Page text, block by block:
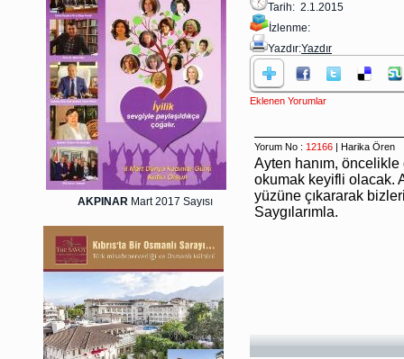
AKPINAR Mart 2017 Sayısı
Tarih: 2.1.2015
İzlenme:
Yazdır:Yazdır
Eklenen Yorumlar